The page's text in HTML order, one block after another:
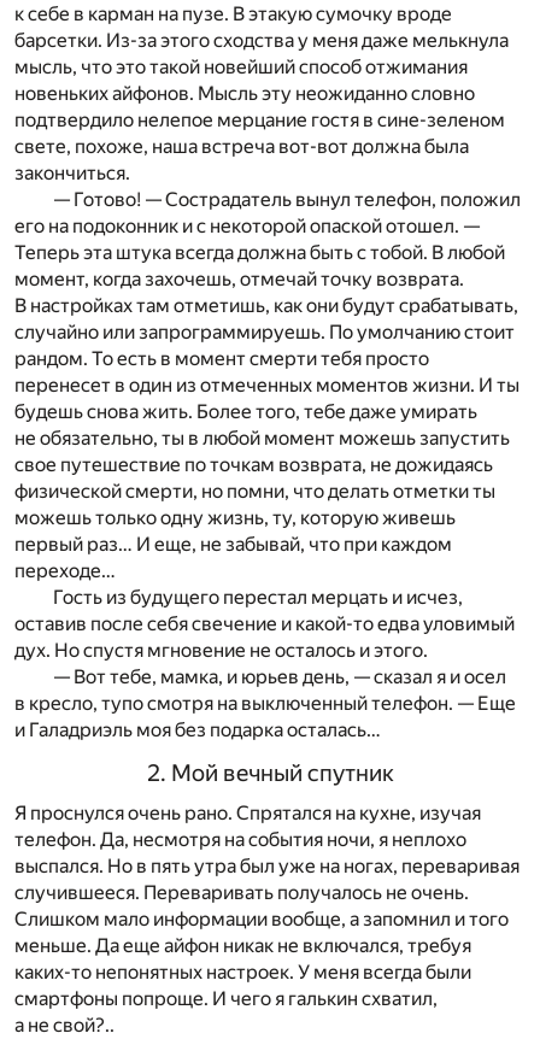
к себе в карман на пузе. В этакую сумочку вроде
барсетки. Из-за этого сходства у меня даже мелькнула
мысль, что это такой новейший способ отжимания
новеньких айфонов. Мысль эту неожиданно словно
подтвердило нелепое мерцание гостя в сине-зеленом
свете, похоже, наша встреча вот-вот должна была
закончиться.
— Готово! — Сострадатель вынул телефон, положил
его на подоконник и с некоторой опаской отошел. —
Теперь эта штука всегда должна быть с тобой. В любой
момент, когда захочешь, отмечай точку возврата.
В настройках там отметишь, как они будут срабатывать,
случайно или запрограммируешь. По умолчанию стоит
рандом. То есть в момент смерти тебя просто
перенесет в один из отмеченных моментов жизни. И ты
будешь снова жить. Более того, тебе даже умирать
не обязательно, ты в любой момент можешь запустить
свое путешествие по точкам возврата, не дожидаясь
физической смерти, но помни, что делать отметки ты
можешь только одну жизнь, ту, которую живешь
первый раз… И еще, не забывай, что при каждом
переходе…
Гость из будущего перестал мерцать и исчез,
оставив после себя свечение и какой-то едва уловимый
дух. Но спустя мгновение не осталось и этого.
— Вот тебе, мамка, и юрьев день, — сказал я и осел
в кресло, тупо смотря на выключенный телефон. — Еще
и Галадриэль моя без подарка осталась…
2. Мой вечный спутник
Я проснулся очень рано. Спрятался на кухне, изучая
телефон. Да, несмотря на события ночи, я неплохо
выспался. Но в пять утра был уже на ногах, переваривая
случившееся. Переваривать получалось не очень.
Слишком мало информации вообще, а запомнил и того
меньше. Да еще айфон никак не включался, требуя
каких-то непонятных настроек. У меня всегда были
смартфоны попроще. И чего я галькин схватил,
а не свой?..